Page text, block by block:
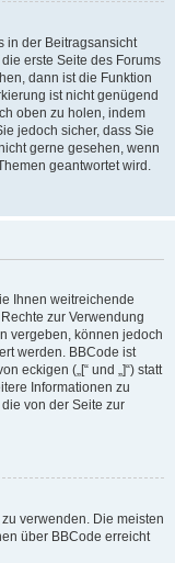
in der Beitragsansicht
erste Seite des Forums
dann ist die Funktion
ist nicht genügend
oben zu holen, indem
jedoch sicher, dass Sie
gerne gesehen, wenn
geantwortet wird.
Ihnen weitreichende
zur Verwendung
vergeben, können jedoch
werden. BBCode ist
eckigen („[“ und „]“) statt
Informationen zu
von der Seite zur
verwenden. Die meisten
über BBCode erreicht